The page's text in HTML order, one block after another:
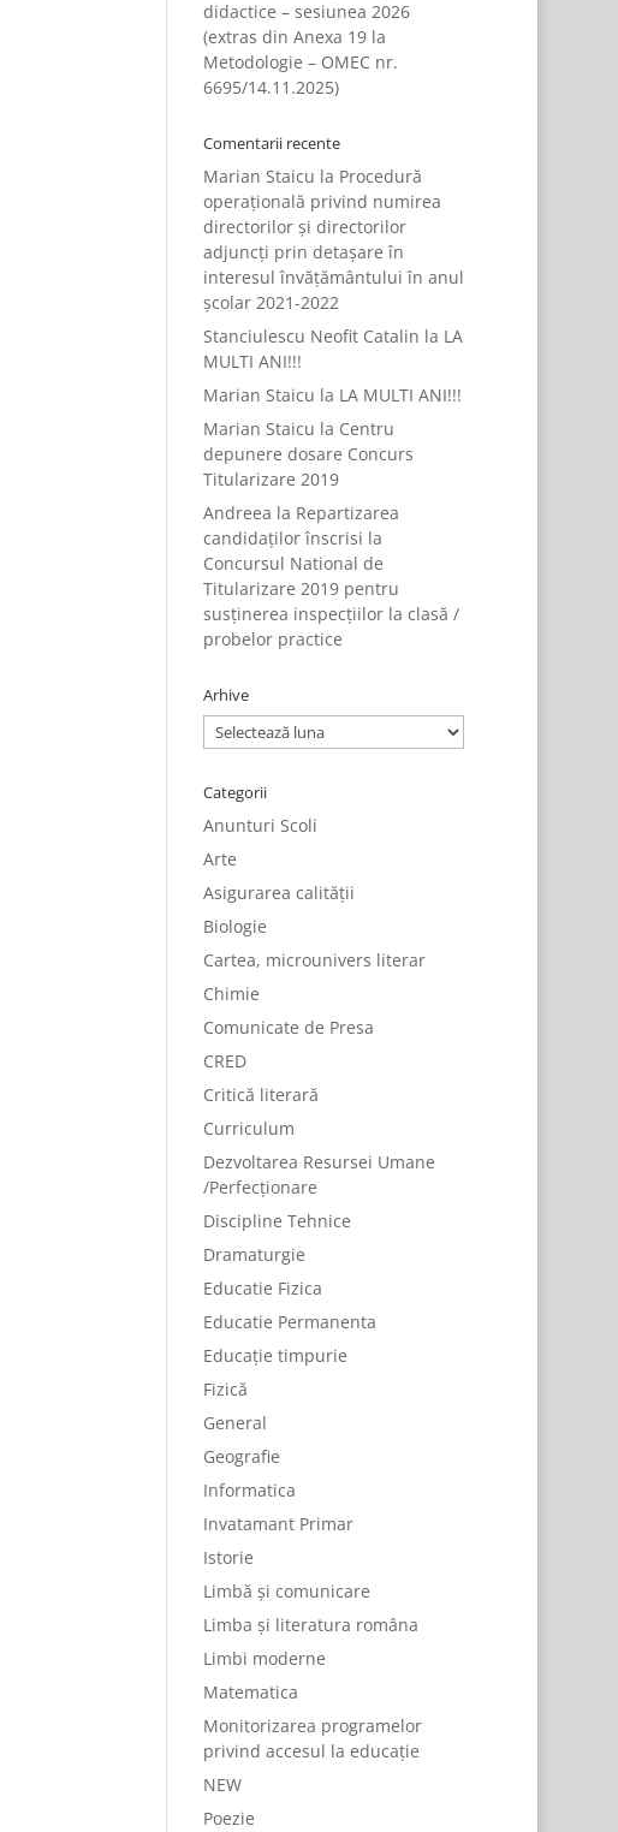
didactice – sesiunea 2026
(extras din Anexa 19 la
Metodologie – OMEC nr.
6695/14.11.2025)
Comentarii recente
Marian Staicu la Procedură
operațională privind numirea
directorilor și directorilor
adjuncți prin detașare în
interesul învățământului în anul
școlar 2021-2022
Stanciulescu Neofit Catalin la LA
MULTI ANI!!!
Marian Staicu la LA MULTI ANI!!!
Marian Staicu la Centru
depunere dosare Concurs
Titularizare 2019
Andreea la Repartizarea
candidaților înscrisi la
Concursul National de
Titularizare 2019 pentru
susținerea inspecțiilor la clasă /
probelor practice
Arhive
Arhive
Categorii
Anunturi Scoli
Arte
Asigurarea calității
Biologie
Cartea, microunivers literar
Chimie
Comunicate de Presa
CRED
Critică literară
Curriculum
Dezvoltarea Resursei Umane
/Perfecționare
Discipline Tehnice
Dramaturgie
Educatie Fizica
Educatie Permanenta
Educație timpurie
Fizică
General
Geografie
Informatica
Invatamant Primar
Istorie
Limbă și comunicare
Limba și literatura româna
Limbi moderne
Matematica
Monitorizarea programelor
privind accesul la educație
NEW
Poezie